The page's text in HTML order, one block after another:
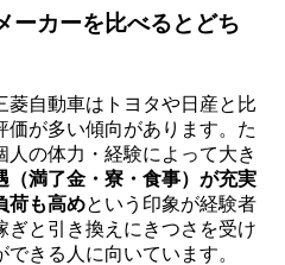
ーカーを比べるとどち
菱自動車はトヨタや日産と比
が多い傾向があります。た
の体力・経験によって大き
（満了金・寮・食事）が充実
荷も高めという印象が経験者
ぎと引き換えにきつさを受け
きる人に向いています。